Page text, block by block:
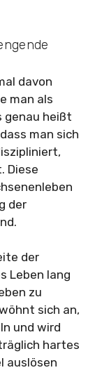
davon
man als
genau heißt
man sich
Diese
der
der
Leben lang
zu
sich an,
und wird
hartes
auslösen